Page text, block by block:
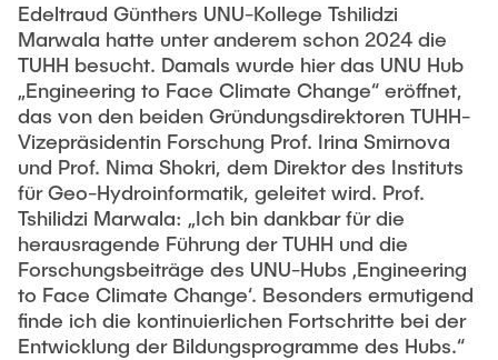
Edeltraud Günthers UNU-Kollege Tshilidzi
Marwala hatte unter anderem schon 2024 die
TUHH besucht. Damals wurde hier das UNU Hub
„Engineering to Face Climate Change“ eröffnet,
das von den beiden Gründungsdirektoren TUHH-
Vizepräsidentin Forschung Prof. Irina Smirnova
und Prof. Nima Shokri, dem Direktor des Instituts
für Geo-Hydroinformatik, geleitet wird. Prof.
Tshilidzi Marwala: „Ich bin dankbar für die
herausragende Führung der TUHH und die
Forschungsbeiträge des UNU-Hubs ‚Engineering
to Face Climate Change‘. Besonders ermutigend
finde ich die kontinuierlichen Fortschritte bei der
Entwicklung der Bildungsprogramme des Hubs.“